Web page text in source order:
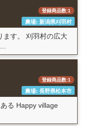
登録商品数:1
農場: 新潟県刈羽村
ます。 刈羽村の広大
登録商品数:1
農場: 長野県松本市
る Happy village